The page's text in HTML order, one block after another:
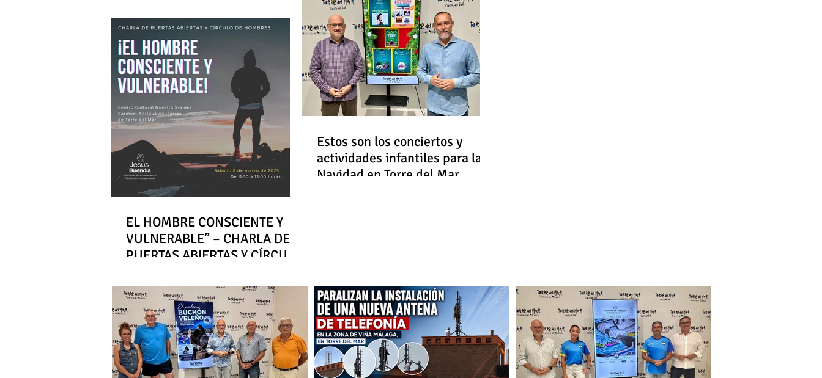
EL HOMBRE CONSCIENTE Y
VULNERABLE” – CHARLA DE
PUERTAS ABIERTAS Y CÍRCULO
Estos son los conciertos y
actividades infantiles para la
Navidad en Torre del Mar